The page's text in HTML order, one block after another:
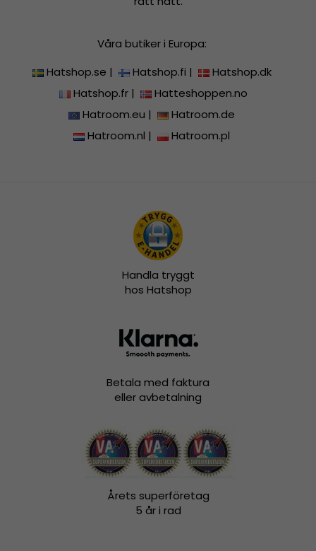
Våra butiker i Europa:
Hatshop.se | Hatshop.fi |
Hatshop.dk
Hatshop.fr|
Hatteshoppen.no
Hatroom.eu |
Hatroom.de
Hatroom.nl | Hatroom.pl
Handla tryggt
hos Hatshop
Betala med faktura
eller avbetalning
Årets superföretag
5 år i rad